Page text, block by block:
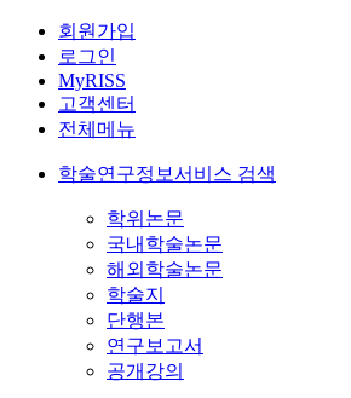
회원가입
로그인
MyRISS
고객센터
전체메뉴
학술연구정보서비스 검색
학위논문
국내학술논문
해외학술논문
학술지
단행본
연구보고서
공개강의